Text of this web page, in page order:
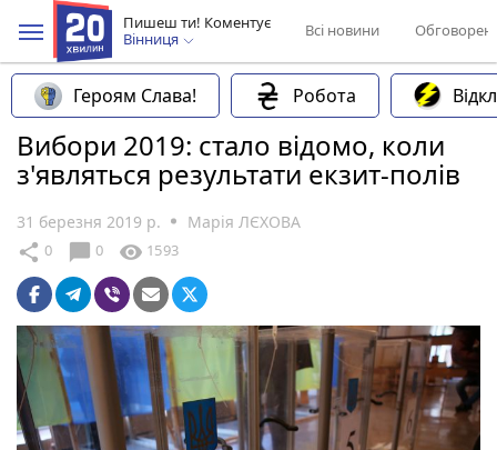
Пишеш ти! Коментує
Вінниця
Всі новини
Героям Слава! Робота
Вибори 2019: стало відомо, коли
з'являться результати екзит-полів
31 березня 2019 р. Марія ЛЄХОВА
share 0 chat_bubble 0 visibility 1593